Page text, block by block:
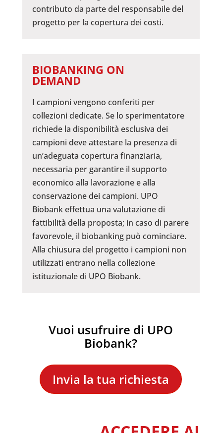
contributo da parte del responsabile del
progetto per la copertura dei costi.
BIOBANKING ON
DEMAND
I campioni vengono conferiti per
collezioni dedicate. Se lo sperimentatore
richiede la disponibilità esclusiva dei
campioni deve attestare la presenza di
un’adeguata copertura finanziaria,
necessaria per garantire il supporto
economico alla lavorazione e alla
conservazione dei campioni. UPO
Biobank effettua una valutazione di
fattibilità della proposta; in caso di parere
favorevole, il biobanking può cominciare.
Alla chiusura del progetto i campioni non
utilizzati entrano nella collezione
istituzionale di UPO Biobank.
Vuoi usufruire di UPO
Biobank?
Invia la tua richiesta